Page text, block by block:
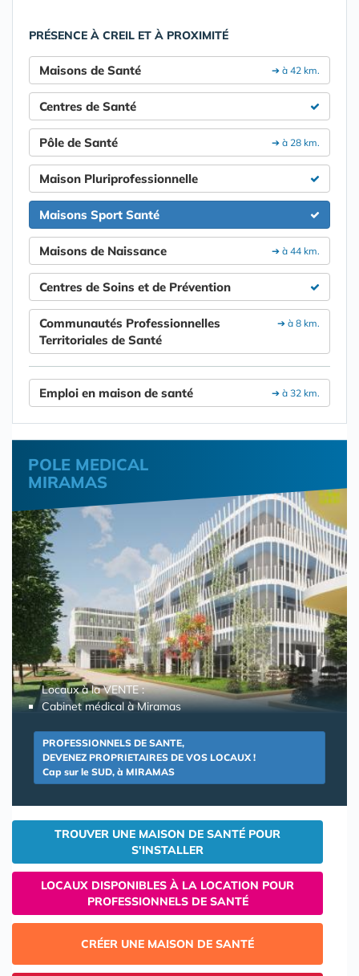
PRÉSENCE À CREIL ET À PROXIMITÉ
➔ à 42 km.
Maisons de Santé
Centres de Santé
➔ à 28 km.
Pôle de Santé
Maison Pluriprofessionnelle
Maisons Sport Santé
➔ à 44 km.
Maisons de Naissance
Centres de Soins et de Prévention
➔ à 8 km.
Communautés Professionnelles
Territoriales de Santé
➔ à 32 km.
Emploi en maison de santé
POLE MEDICAL
MIRAMAS
Locaux à la VENTE :
Cabinet médical à Miramas
PROFESSIONNELS DE SANTE,
DEVENEZ PROPRIETAIRES DE VOS LOCAUX !
Cap sur le SUD, à MIRAMAS
TROUVER UNE MAISON DE SANTÉ POUR
S'INSTALLER
LOCAUX DISPONIBLES À LA LOCATION POUR
PROFESSIONNELS DE SANTÉ
CRÉER UNE MAISON DE SANTÉ